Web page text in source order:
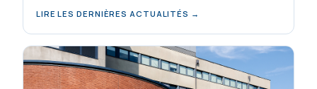
LIRE LES DERNIÈRES ACTUALITÉS →